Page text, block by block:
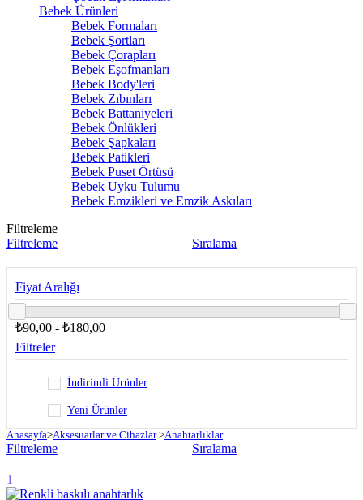
Bebek Ürünleri
Bebek Formaları
Bebek Şortları
Bebek Çorapları
Bebek Eşofmanları
Bebek Body'leri
Bebek Zıbınları
Bebek Battaniyeleri
Bebek Önlükleri
Bebek Şapkaları
Bebek Patikleri
Bebek Puset Örtüsü
Bebek Uyku Tulumu
Bebek Emzikleri ve Emzik Askıları
Filtreleme
Filtreleme
Sıralama
Fiyat Aralığı
₺90,00 - ₺180,00
Filtreler
İndirimli Ürünler
Yeni Ürünler
Anasayfa>Aksesuarlar ve Cihazlar>Anahtarlıklar
Filtreleme Sıralama
1